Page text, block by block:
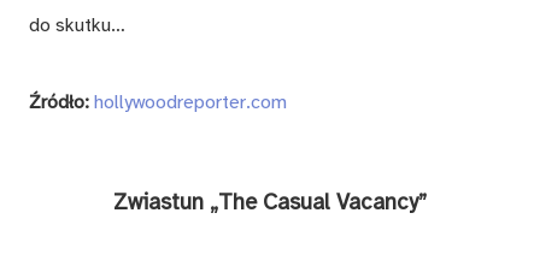
do skutku…
Źródło: hollywoodreporter.com
Zwiastun „The Casual Vacancy”